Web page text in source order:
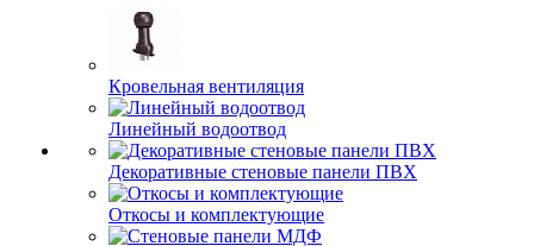
Кровельная вентиляция
Линейный водоотвод
Декоративные стеновые панели ПВХ
Откосы и комплектующие